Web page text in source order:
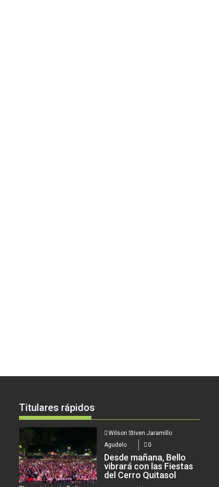
Titulares rápidos
Wilson Stiven Jaramillo
Agudelo
0
Desde mañana, Bello
vibrará con las Fiestas
del Cerro Quitasol